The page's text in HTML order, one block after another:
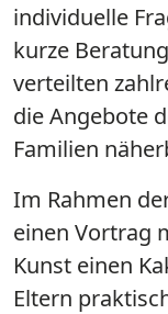
individuelle
kurze
verteilten
die Angebote
Familien
Im Rahmen
einen Vortrag
Kunst einen
Eltern